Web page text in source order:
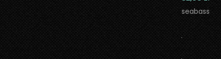
seabass
ilość